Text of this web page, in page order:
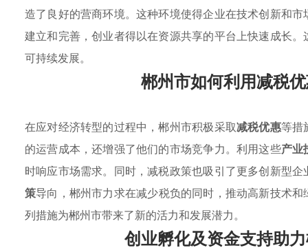
造了良好的营商环境。这种环境使得企业在技术创新和
建立和完善，创业者得以在资源共享的平台上快速成长
可持续发展。
郴州市如何利用减税
在应对经济转型的过程中，郴州市积极采取减税优惠等措
的运营成本，还增强了他们的市场竞争力。利用这些产业
时响应市场需求。同时，减税政策也吸引了更多创新型
策导向，郴州市力求在减少税负的同时，推动高新技术
列措施为郴州市带来了新的活力和发展潜力。
创业孵化及资金支持助